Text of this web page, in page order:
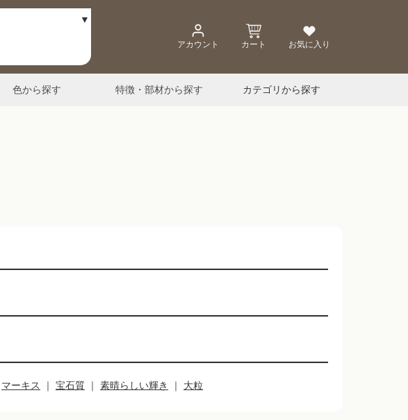
アカウント カート お気に入り
色から探す 特徴・部材から探す カテゴリから探す
マーキス ｜ 宝石質 ｜ 素晴らしい輝き ｜ 大粒